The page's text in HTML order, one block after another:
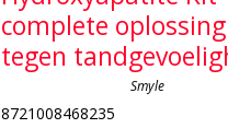
complete oplossing
tegen
Smyle
8721008468235